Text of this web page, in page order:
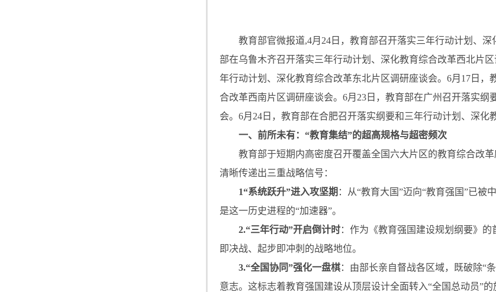
教育部官微报道,4月24日，教育部召开落实三年行动计划、
部在乌鲁木齐召开落实三年行动计划、深化教育综合改革西北片
年行动计划、深化教育综合改革东北片区调研座谈会。6月17日
合改革西南片区调研座谈会。6月23日，教育部在广州召开落实
会。6月24日，教育部在合肥召开落实纲要和三年行动计划、深化
一、前所未有：“教育集结”的超高规格与超密频次
教育部于短期内高密度召开覆盖全国六大片区的教育综合改
清晰传递出三重战略信号：
1“系统跃升”进入攻坚期 ：从“教育大国”迈向“教育强国”已被
是这一历史进程的“加速器”。
2.“三年行动”开启倒计时：作为《教育强国建设规划纲要》
即决战、起步即冲刺的战略地位。
3.“全国协同”强化一盘棋：由部长亲自督战各区域，既破除“
意志。这标志着教育强国建设从顶层设计全面转入“全国总动员”的